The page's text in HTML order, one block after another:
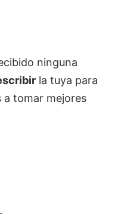
ninguna
la tuya para
a tomar mejores